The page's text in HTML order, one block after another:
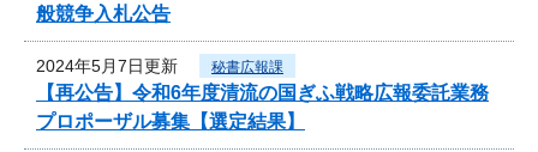
般競争入札公告
2024年5月7日更新 秘書広報課
【再公告】令和6年度清流の国ぎふ戦略広報委託業務
プロポーザル募集【選定結果】